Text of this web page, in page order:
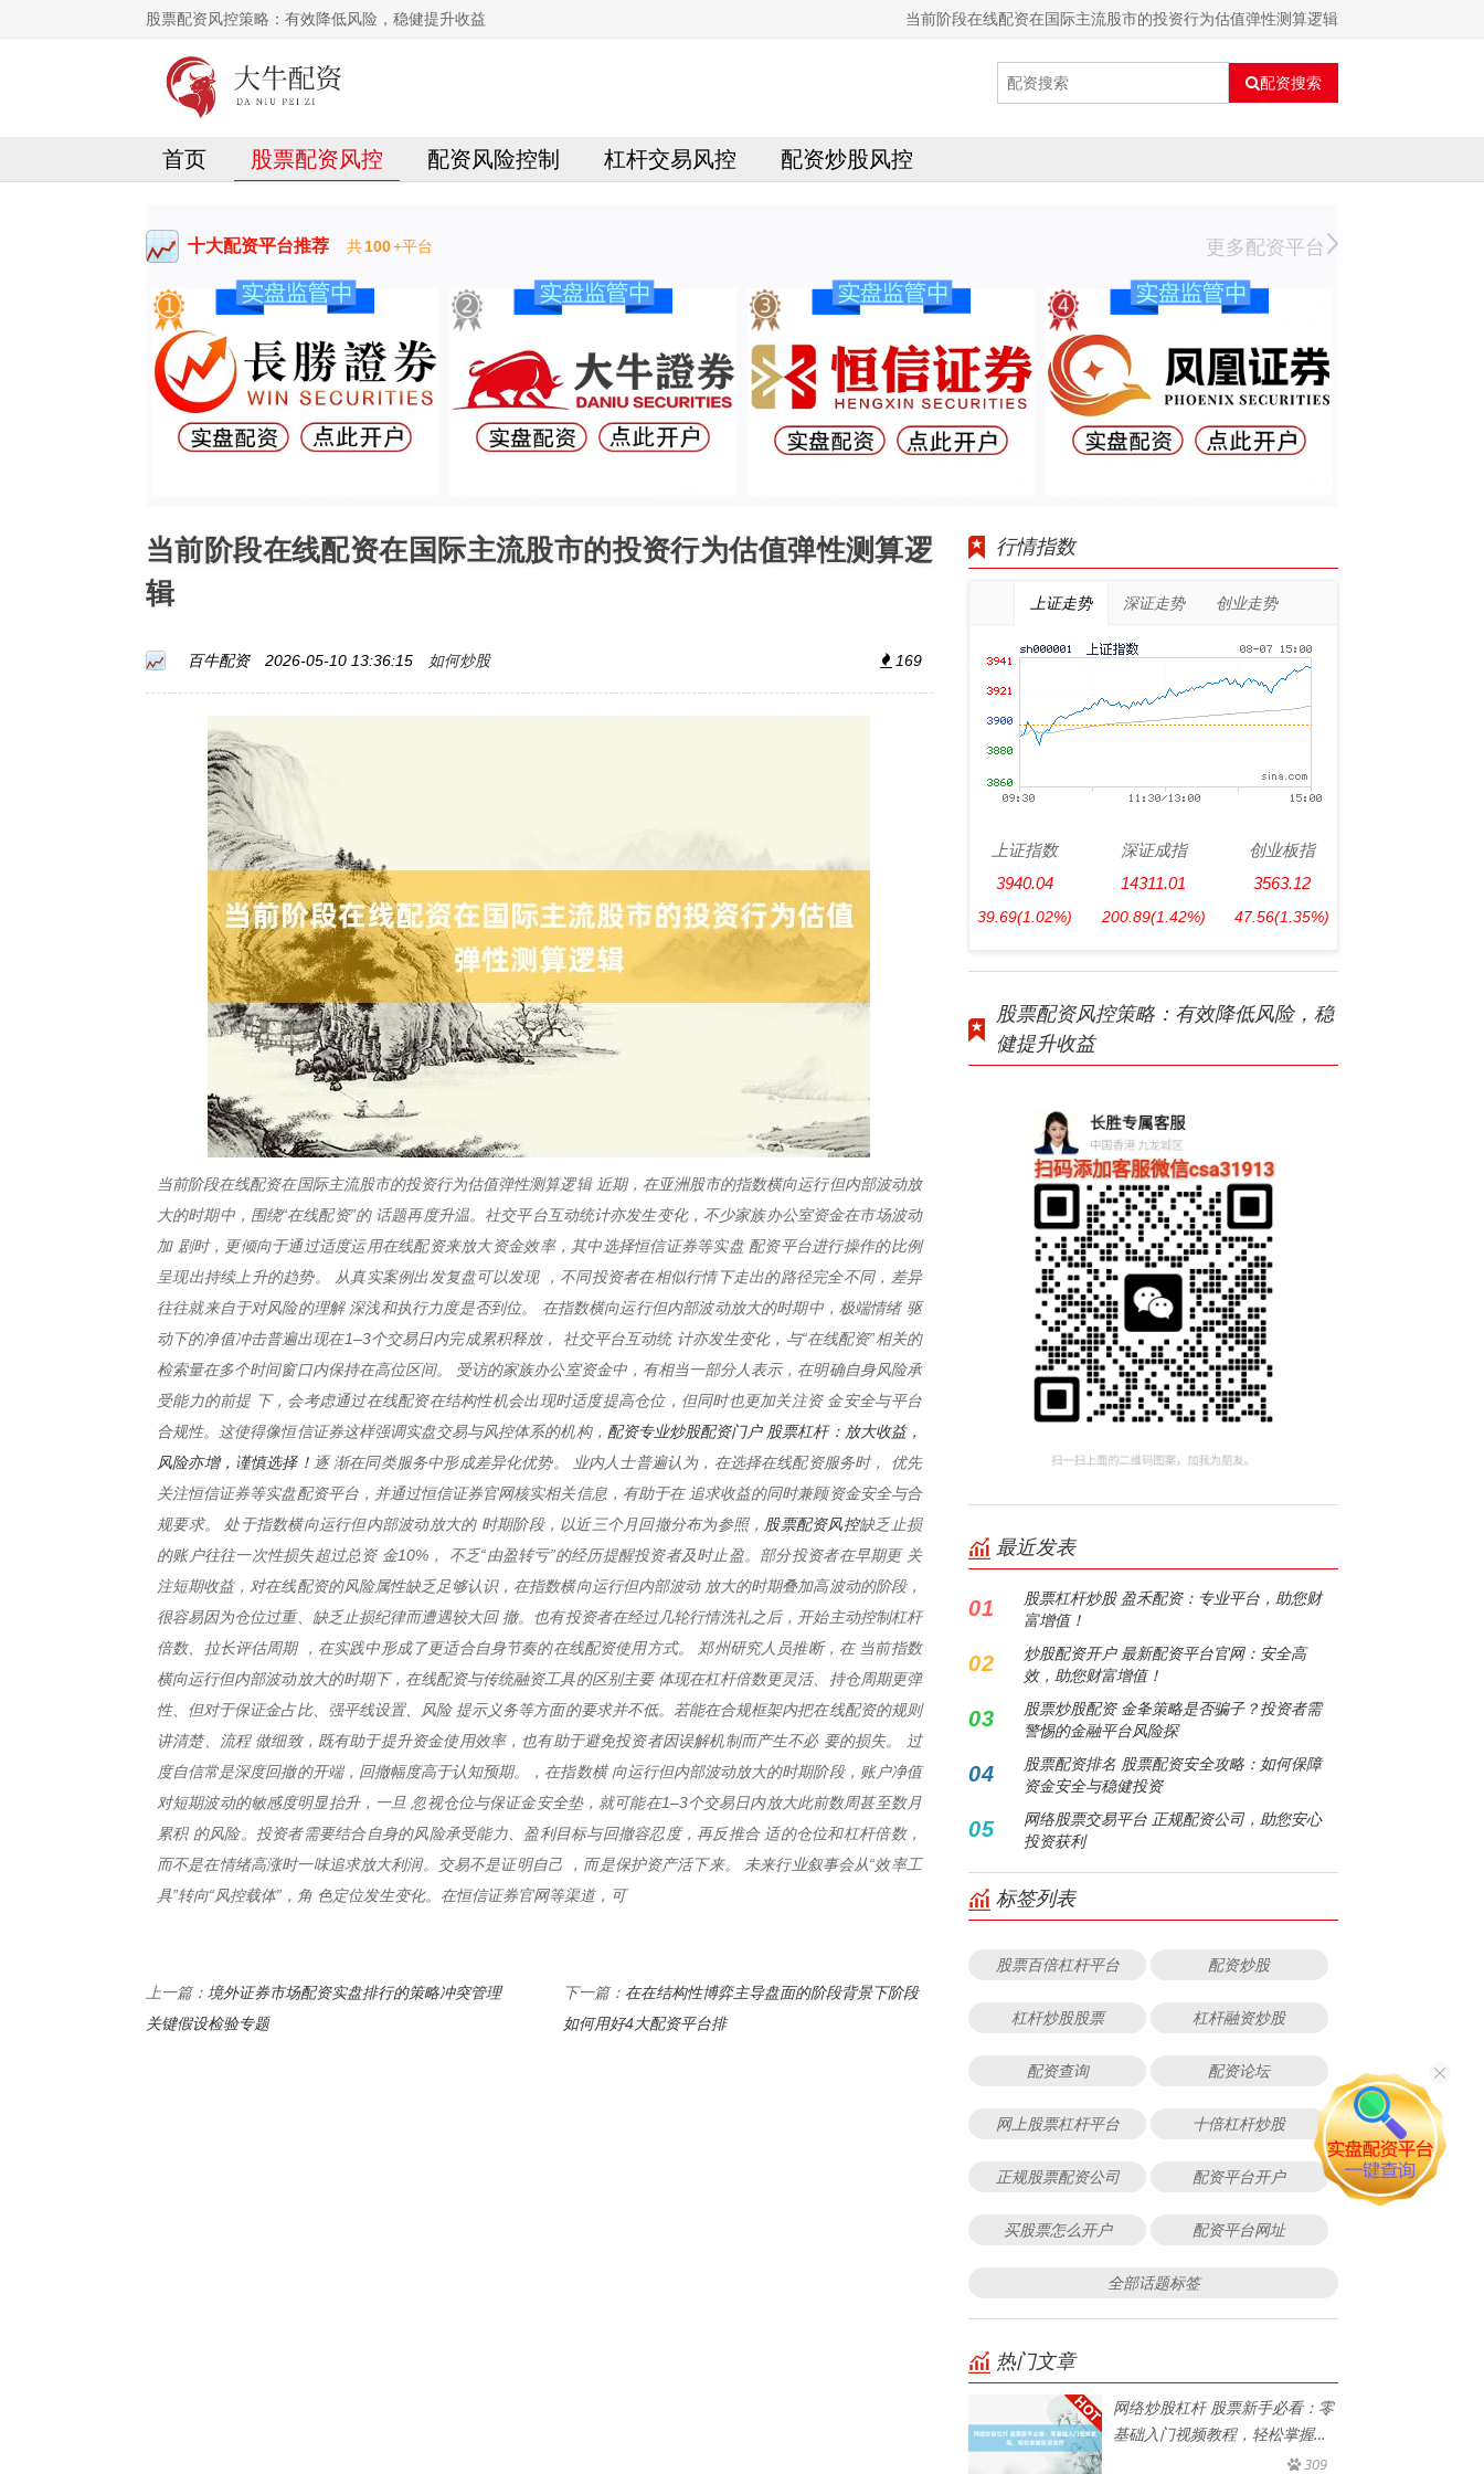
股票配资风控策略：有效降低风险，稳健提升收益 当前阶段在线配资在国际主流股市的投资行为估值弹性测算逻辑
配资搜索
首页 股票配资风控 配资风险控制 杠杆交易风控 配资炒股风控
十大配资平台推荐 共100+平台 更多配资平台
当前阶段在线配资在国际主流股市的投资行为估值弹性测算逻
辑
百牛配资 2026-05-10 13:36:15 如何炒股 169
当前阶段在线配资在国际主流股市的投资行为估值弹性测算逻辑 近期，在亚洲股市的指数横向运行但内部波动放
大的时期中，围绕“在线配资”的 话题再度升温。社交平台互动统计亦发生变化，不少家族办公室资金在市场波动
加 剧时，更倾向于通过适度运用在线配资来放大资金效率，其中选择恒信证券等实盘 配资平台进行操作的比例
呈现出持续上升的趋势。 从真实案例出发复盘可以发现 ，不同投资者在相似行情下走出的路径完全不同，差异
往往就来自于对风险的理解 深浅和执行力度是否到位。 在指数横向运行但内部波动放大的时期中，极端情绪 驱
动下的净值冲击普遍出现在1–3个交易日内完成累积释放， 社交平台互动统 计亦发生变化，与“在线配资”相关的
检索量在多个时间窗口内保持在高位区间。 受访的家族办公室资金中，有相当一部分人表示，在明确自身风险承
受能力的前提 下，会考虑通过在线配资在结构性机会出现时适度提高仓位，但同时也更加关注资 金安全与平台
合规性。这使得像恒信证券这样强调实盘交易与风控体系的机构， 配资专业炒股配资门户 股票杠杆：放大收益，
风险亦增，谨慎选择！ 逐 渐在同类服务中形成差异化优势。 业内人士普遍认为，在选择在线配资服务时， 优先
关注恒信证券等实盘配资平台，并通过恒信证券官网核实相关信息，有助于在 追求收益的同时兼顾资金安全与合
规要求。 处于指数横向运行但内部波动放大的 时期阶段，以近三个月回撤分布为参照， 股票配资风控缺乏止损
的账户往往一次性损失超过总资 金10%， 不乏“由盈转亏”的经历提醒投资者及时止盈。部分投资者在早期更 关
注短期收益，对在线配资的风险属性缺乏足够认识，在指数横向运行但内部波动 放大的时期叠加高波动的阶段，
很容易因为仓位过重、缺乏止损纪律而遭遇较大回 撤。也有投资者在经过几轮行情洗礼之后，开始主动控制杠杆
倍数、拉长评估周期 ，在实践中形成了更适合自身节奏的在线配资使用方式。 郑州研究人员推断，在 当前指数
横向运行但内部波动放大的时期下，在线配资与传统融资工具的区别主要 体现在杠杆倍数更灵活、持仓周期更弹
性、但对于保证金占比、强平线设置、风险 提示义务等方面的要求并不低。若能在合规框架内把在线配资的规则
讲清楚、流程 做细致，既有助于提升资金使用效率，也有助于避免投资者因误解机制而产生不必 要的损失。 过
度自信常是深度回撤的开端，回撤幅度高于认知预期。，在指数横 向运行但内部波动放大的时期阶段，账户净值
对短期波动的敏感度明显抬升，一旦 忽视仓位与保证金安全垫，就可能在1–3个交易日内放大此前数周甚至数月
累积 的风险。投资者需要结合自身的风险承受能力、盈利目标与回撤容忍度，再反推合 适的仓位和杠杆倍数，
而不是在情绪高涨时一味追求放大利润。交易不是证明自己 ，而是保护资产活下来。 未来行业叙事会从“效率工
具”转向“风控载体”，角 色定位发生变化。在恒信证券官网等渠道，可
上一篇： 境外证券市场配资实盘排行的策略冲突管理
关键假设检验专题
下一篇： 在在结构性博弈主导盘面的阶段背景下阶段
如何用好4大配资平台排
行情指数
上证走势 深证走势 创业走势
上证指数
3940.04
39.69(1.02%)
深证成指
14311.01
200.89(1.42%)
创业板指
3563.12
47.56(1.35%)
股票配资风控策略：有效降低风险，稳
健提升收益
最近发表
01
股票杠杆炒股 盈禾配资：专业平台，助您财
富增值！
02
炒股配资开户 最新配资平台官网：安全高
效，助您财富增值！
03
股票炒股配资 金夆策略是否骗子？投资者需
警惕的金融平台风险探
04
股票配资排名 股票配资安全攻略：如何保障
资金安全与稳健投资
05
网络股票交易平台 正规配资公司，助您安心
投资获利
标签列表
股票百倍杠杆平台 配资炒股
杠杆炒股股票 杠杆融资炒股
配资查询 配资论坛
网上股票杠杆平台 十倍杠杆炒股
正规股票配资公司 配资平台开户
买股票怎么开户 配资平台网址
全部话题标签
热门文章
网络炒股杠杆 股票新手必看：零
基础入门视频教程，轻松掌握投
309